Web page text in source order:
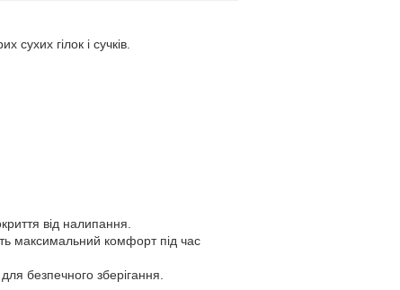
сухих гілок і сучків.
від налипання.
максимальний комфорт під час
безпечного зберігання.